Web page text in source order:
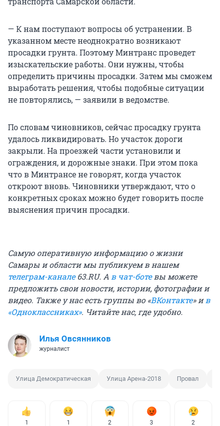
— К нам поступают вопросы об устранении. В
указанном месте неоднократно возникают
просадки грунта. Поэтому Минтранс проведет
изыскательские работы. Они нужны, чтобы
определить причины просадки. Затем мы сможем
выработать решения, чтобы подобные ситуации
не повторялись, — заявили в ведомстве.
По словам чиновников, сейчас просадку грунта
удалось ликвидировать. Но участок дороги
закрыли. На проезжей части установили и
ограждения, и дорожные знаки. При этом пока
что в Минтрансе не говорят, когда участок
откроют вновь. Чиновники утверждают, что о
конкретных сроках можно будет говорить после
выяснения причин просадки.
Самую оперативную информацию о жизни
Самары и области мы публикуем в нашем
телеграм-канале63.RU. А в чат-ботевы можете
предложить свои новости, истории, фотографии и
видео. Также у нас есть группы во «ВКонтакте» и в
«Одноклассниках». Читайте нас, где удобно.
Илья Овсянников
журналист
Улица Демократическая Улица Арена-2018 Провал
1 1 2 3 2